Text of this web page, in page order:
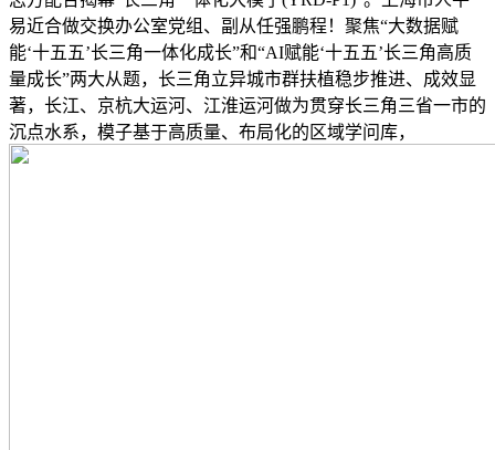
易近合做交换办公室党组、副从任强鹏程！聚焦“大数据赋
能‘十五五’长三角一体化成长”和“AI赋能‘十五五’长三角高质
量成长”两大从题，长三角立异城市群扶植稳步推进、成效显
著，长江、京杭大运河、江淮运河做为贯穿长三角三省一市的
沉点水系，模子基于高质量、布局化的区域学问库，